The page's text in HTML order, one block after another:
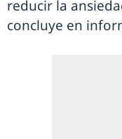
reducir la
concluye en